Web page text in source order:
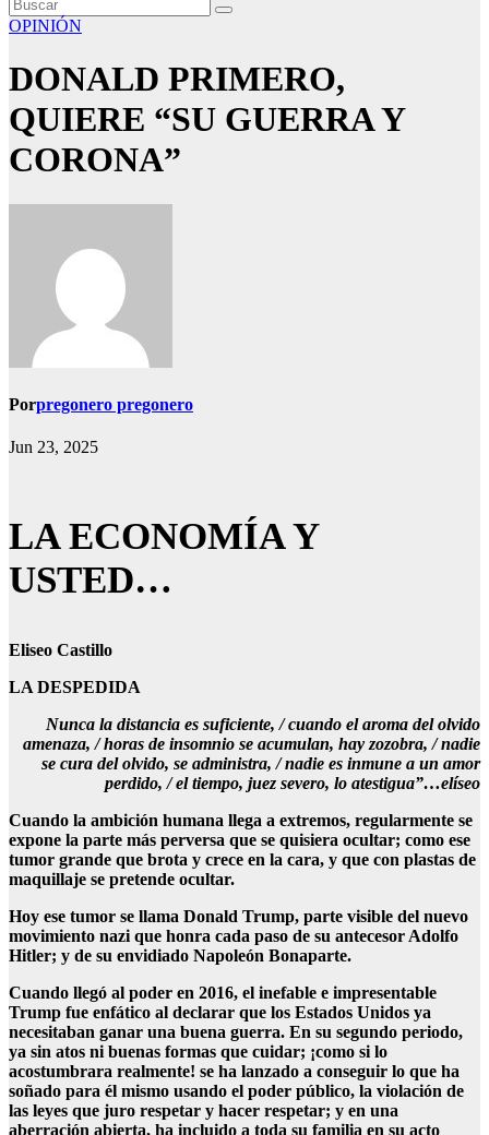
OPINIÓN
DONALD PRIMERO,
QUIERE “SU GUERRA Y
CORONA”
Porpregonero pregonero
Jun 23, 2025
LA ECONOMÍA Y
USTED…
Eliseo Castillo
LA DESPEDIDA
Nunca la distancia es suficiente, / cuando el aroma del olvido
amenaza, / horas de insomnio se acumulan, hay zozobra, / nadie
se cura del olvido, se administra, / nadie es inmune a un amor
perdido, / el tiempo, juez severo, lo atestigua”…elíseo
Cuando la ambición humana llega a extremos, regularmente se
expone la parte más perversa que se quisiera ocultar; como ese
tumor grande que brota y crece en la cara, y que con plastas de
maquillaje se pretende ocultar.
Hoy ese tumor se llama Donald Trump, parte visible del nuevo
movimiento nazi que honra cada paso de su antecesor Adolfo
Hitler; y de su envidiado Napoleón Bonaparte.
Cuando llegó al poder en 2016, el inefable e impresentable
Trump fue enfático al declarar que los Estados Unidos ya
necesitaban ganar una buena guerra. En su segundo periodo,
ya sin atos ni buenas formas que cuidar; ¡como si lo
acostumbrara realmente! se ha lanzado a conseguir lo que ha
soñado para él mismo usando el poder público, la violación de
las leyes que juro respetar y hacer respetar; y en una
aberración abierta, ha incluido a toda su familia en su acto